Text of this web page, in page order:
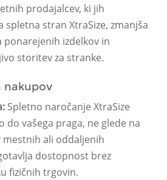
prodajalcev, ki jih
stran XtraSize, zmanjša
ponarejenih izdelkov in
storitev za stranke.
nakupov
Spletno naročanje XtraSize
do vašega praga, ne glede na
ali oddaljenih
dostopnost brez
fizičnih trgovin.